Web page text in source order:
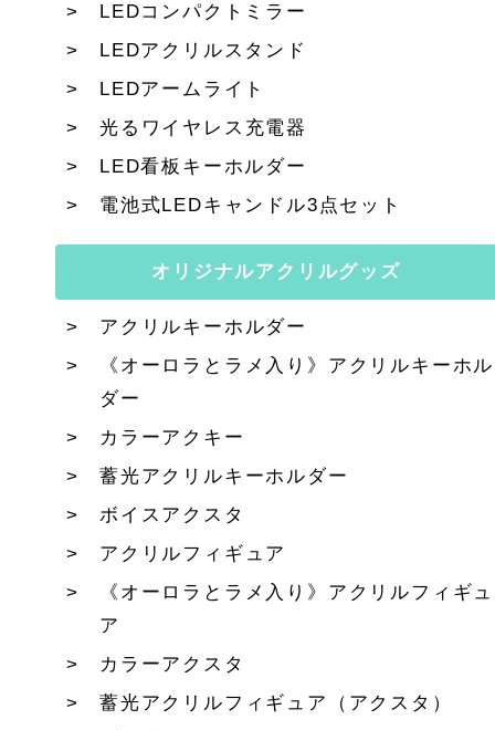
LEDコンパクトミラー
LEDアクリルスタンド
LEDアームライト
光るワイヤレス充電器
LED看板キーホルダー
電池式LEDキャンドル3点セット
オリジナルアクリルグッズ
アクリルキーホルダー
《オーロラとラメ入り》アクリルキーホル
ダー
カラーアクキー
蓄光アクリルキーホルダー
ボイスアクスタ
アクリルフィギュア
《オーロラとラメ入り》アクリルフィギュ
ア
カラーアクスタ
蓄光アクリルフィギュア（アクスタ）